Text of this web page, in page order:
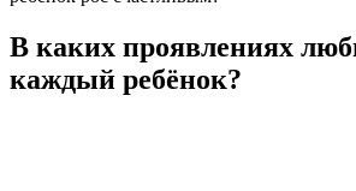
В каких проявлениях
каждый ребёнок?